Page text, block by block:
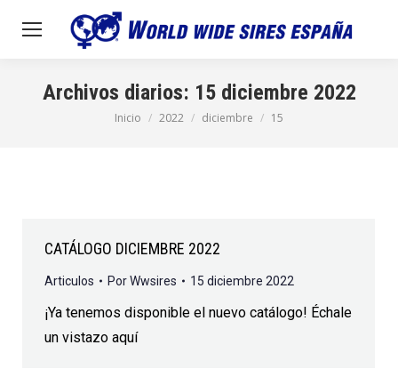
Archivos diarios: 15 diciembre 2022
Estás aquí:
Inicio 2022 diciembre 15
CATÁLOGO DICIEMBRE 2022
Articulos PorWwsires 15 diciembre 2022
¡Ya tenemos disponible el nuevo catálogo! Échale
un vistazo aquí